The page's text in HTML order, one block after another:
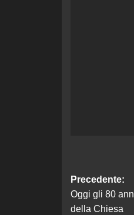
articolo
Precedente:
Oggi gli 80
della Chiesa